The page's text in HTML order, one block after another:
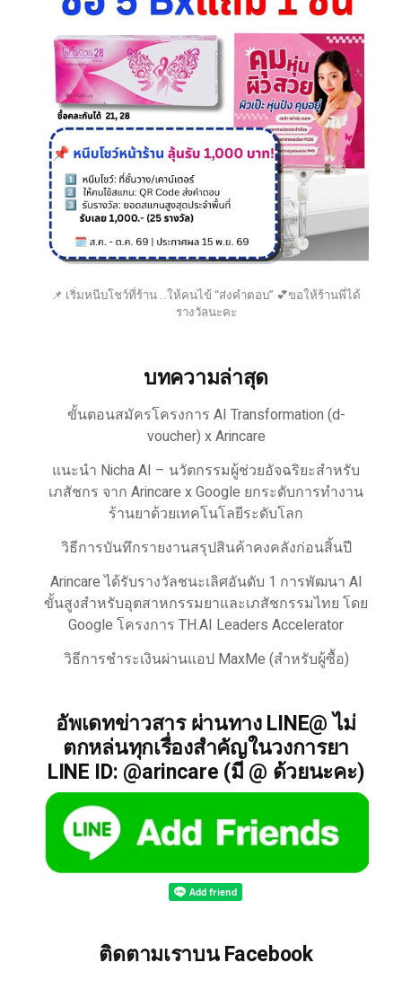
📌 เริ่มหนีบโชว์ที่ร้าน ..ให้คนไข้ “ส่งคำตอบ” 💕ขอให้ร้านพี่ได้
รางวัลนะคะ
บทความล่าสุด
ขั้นตอนสมัครโครงการ AI Transformation (d-
voucher) x Arincare
แนะนำ Nicha AI – นวัตกรรมผู้ช่วยอัจฉริยะสำหรับ
เภสัชกร จาก Arincare x Google ยกระดับการทำงาน
ร้านยาด้วยเทคโนโลยีระดับโลก
วิธีการบันทึกรายงานสรุปสินค้าคงคลังก่อนสิ้นปี
Arincare ได้รับรางวัลชนะเลิศอันดับ 1 การพัฒนา AI
ขั้นสูงสำหรับอุตสาหกรรมยาและเภสัชกรรมไทย โดย
Google โครงการ TH.AI Leaders Accelerator
วิธีการชำระเงินผ่านแอป MaxMe (สำหรับผู้ซื้อ)
อัพเดทข่าวสาร ผ่านทาง LINE@ ไม่
ตกหล่นทุกเรื่องสำคัญในวงการยา
LINE ID: @arincare (มี @ ด้วยนะคะ)
ติดตามเราบน Facebook